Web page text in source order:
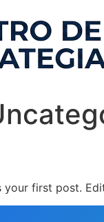
your first post.